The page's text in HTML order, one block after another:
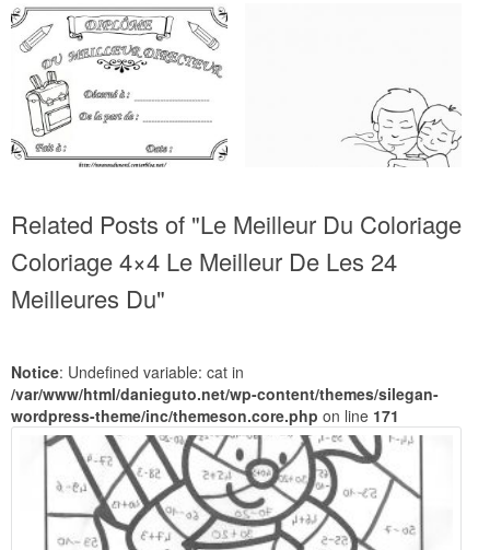
Related Posts of "Le Meilleur Du Coloriage
Coloriage 4×4 Le Meilleur De Les 24
Meilleures Du"
Notice: Undefined variable: cat in
/var/www/html/danieguto.net/wp-content/themes/silegan-
wordpress-theme/inc/themeson.core.php on line 171